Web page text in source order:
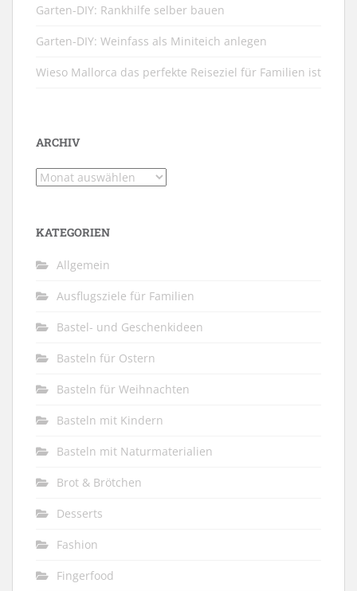
Garten-DIY: Rankhilfe selber bauen
Garten-DIY: Weinfass als Miniteich anlegen
Wieso Mallorca das perfekte Reiseziel für Familien ist
ARCHIV
Archiv
KATEGORIEN
Allgemein
Ausflugsziele für Familien
Bastel- und Geschenkideen
Basteln für Ostern
Basteln für Weihnachten
Basteln mit Kindern
Basteln mit Naturmaterialien
Brot & Brötchen
Desserts
Fashion
Fingerfood